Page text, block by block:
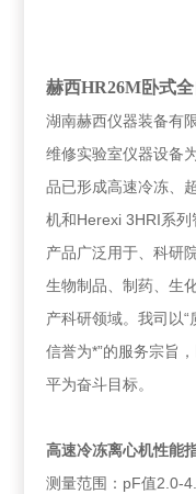
赫西HR26M卧式
湖南赫西仪器装备有
维修实验室仪器设备
品已形成高速冷冻、
机和Herexi 3HRI系列
产品广泛用于、科研
生物制品、制药、生
产科研领域。我司以“
信誉为*”的服务宗旨
平为奋斗目标。
高速冷冻离心机性能
测量范围：pF值2.0-